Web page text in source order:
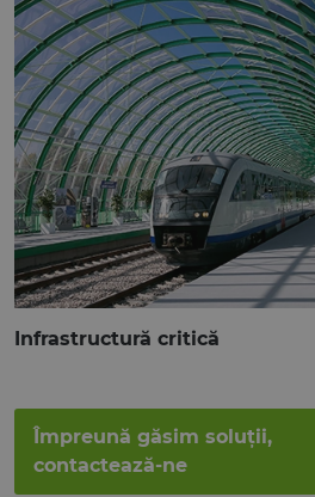
Infrastructură critică
Împreună găsim soluții,
contactează-ne